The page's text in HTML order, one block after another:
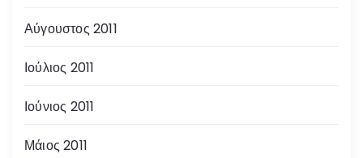
Αύγουστος 2011
Ιούλιος 2011
Ιούνιος 2011
Μάιος 2011